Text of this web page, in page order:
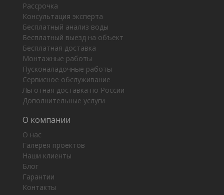
Рассрочка
Консультация эксперта
Бесплатный анализ воды
Бесплатный выезд на объект
Бесплатная доставка
Монтажные работы
Пусконаладочные работы
Сервисное обслуживание
Льготная доставка по России
Дополнительные услуги
О компании
О нас
Галерея проектов
Наши клиенты
Блог
Гарантии
Контакты